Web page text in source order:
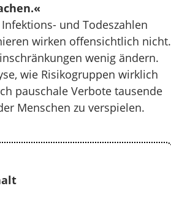
und Todeszahlen
wirken offensichtlich nicht.
wenig ändern.
wie Risikogruppen wirklich
pauschale Verbote tausende
Menschen zu verspielen.